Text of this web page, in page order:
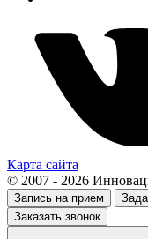
Карта сайта
© 2007 - 2026
Запись на прием
Заказать звонок